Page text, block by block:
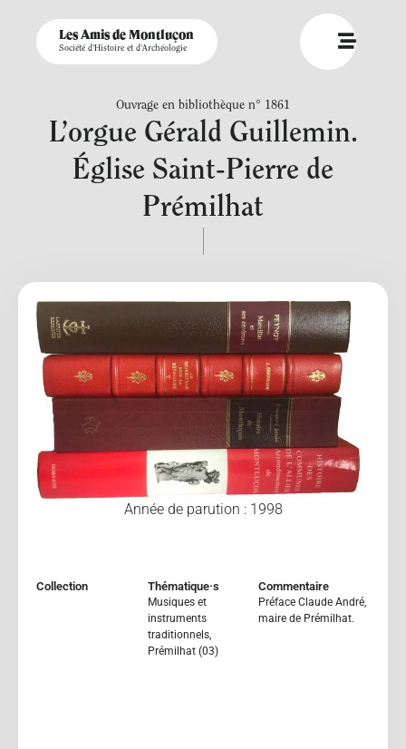
Les Amis de Montluçon
Société d'Histoire et d'Archéologie
Ouvrage en bibliothèque n° 1861
L’orgue Gérald Guillemin.
Église Saint-Pierre de
Prémilhat
Année de parution : 1998
Collection Thématique·s
Musiques et
instruments
traditionnels,
Prémilhat (03)
Commentaire
Préface Claude André,
maire de Prémilhat.